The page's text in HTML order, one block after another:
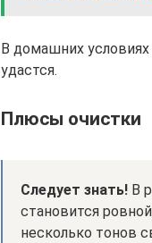
В домашних
удастся.
Плюсы очистки
Следует знать! В
становится
несколько тонов